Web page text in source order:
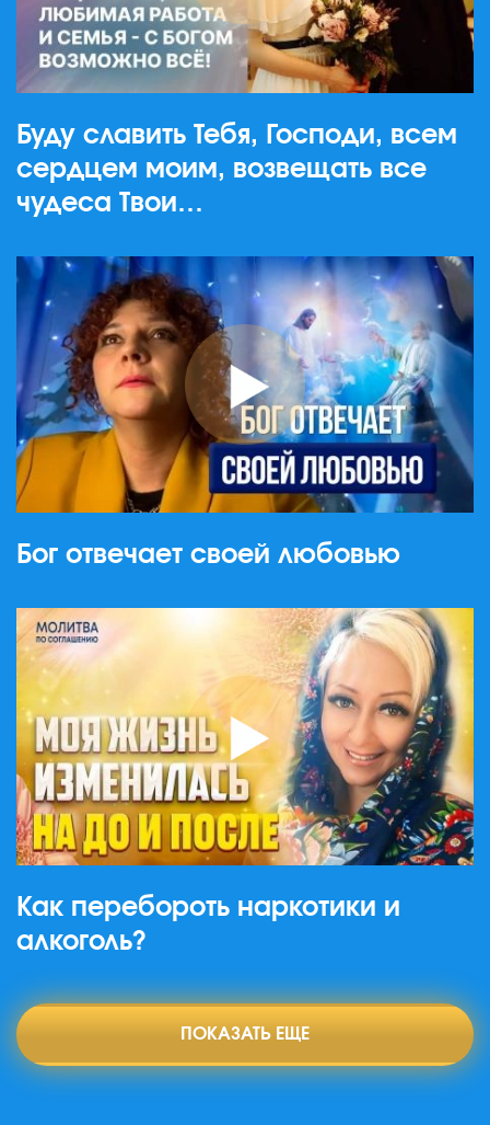
Буду славить Тебя, Господи, всем
сердцем моим, возвещать все
чудеса Твои…
Бог отвечает своей любовью
Как перебороть наркотики и
алкоголь?
ПОКАЗАТЬ ЕЩЕ